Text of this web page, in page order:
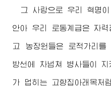
그 사랑으로 우리 혁명
안아 우리 로동계급은 자
고 농장원들은 로적가리
방선에 차넘쳐 병사들이
가 덥히는 고향집아래목처